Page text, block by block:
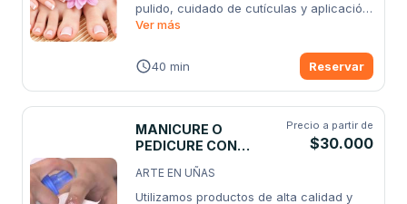
pulido, cuidado de cutículas y aplicación
de...
Ver más
40 min Reservar
MANICURE O
PEDICURE CON
Precio a partir de
$30.000
ARTE EN UÑAS
Utilizamos productos de alta calidad y